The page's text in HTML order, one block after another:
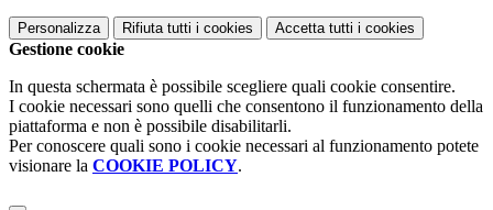
Personalizza Rifiuta tutti i cookies Accetta tutti i cookies
Gestione cookie
In questa schermata è possibile scegliere quali cookie consentire.
I cookie necessari sono quelli che consentono il funzionamento della
piattaforma e non è possibile disabilitarli.
Per conoscere quali sono i cookie necessari al funzionamento potete
visionare la COOKIE POLICY.